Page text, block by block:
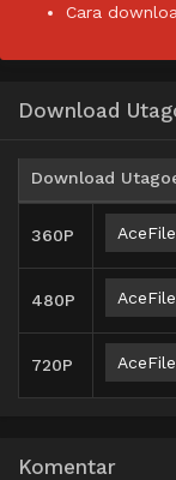
Cara
Download
360P AceFile
480P AceFile
720P AceFile
Komentar